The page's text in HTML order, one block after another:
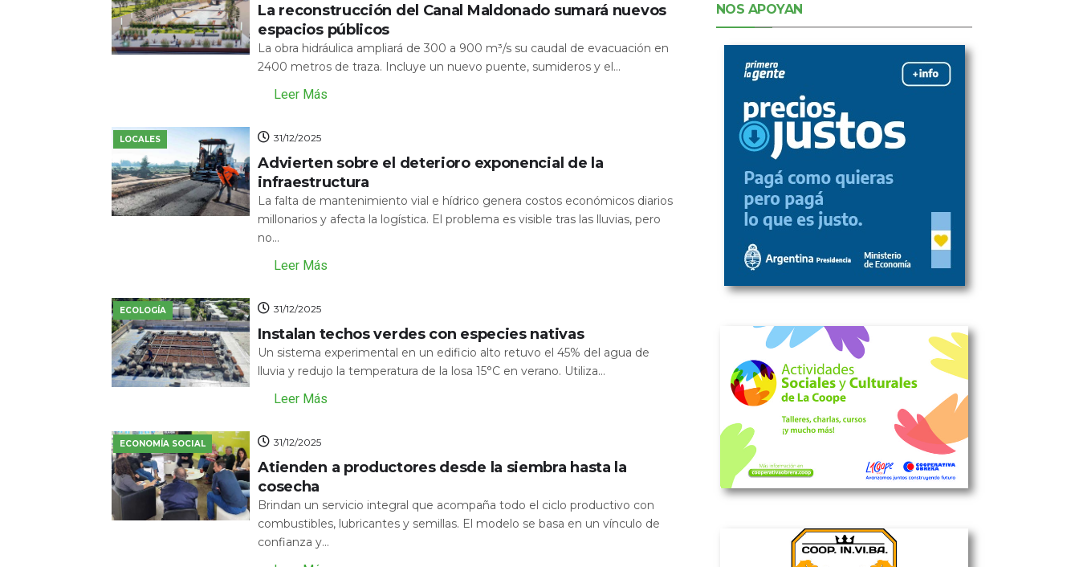
La reconstrucción del Canal Maldonado sumará nuevos
espacios públicos
La obra hidráulica ampliará de 300 a 900 m³/s su caudal de evacuación en
2400 metros de traza. Incluye un nuevo puente, sumideros y el...
Leer Más
LOCALES 31/12/2025
Advierten sobre el deterioro exponencial de la
infraestructura
La falta de mantenimiento vial e hídrico genera costos económicos diarios
millonarios y afecta la logística. El problema es visible tras las lluvias, pero
no...
Leer Más
ECOLOGÍA 31/12/2025
Instalan techos verdes con especies nativas
Un sistema experimental en un edificio alto retuvo el 45% del agua de
lluvia y redujo la temperatura de la losa 15°C en verano. Utiliza...
Leer Más
ECONOMÍA SOCIAL 31/12/2025
Atienden a productores desde la siembra hasta la
cosecha
Brindan un servicio integral que acompaña todo el ciclo productivo con
combustibles, lubricantes y semillas. El modelo se basa en un vínculo de
confianza y...
NOS APOYAN